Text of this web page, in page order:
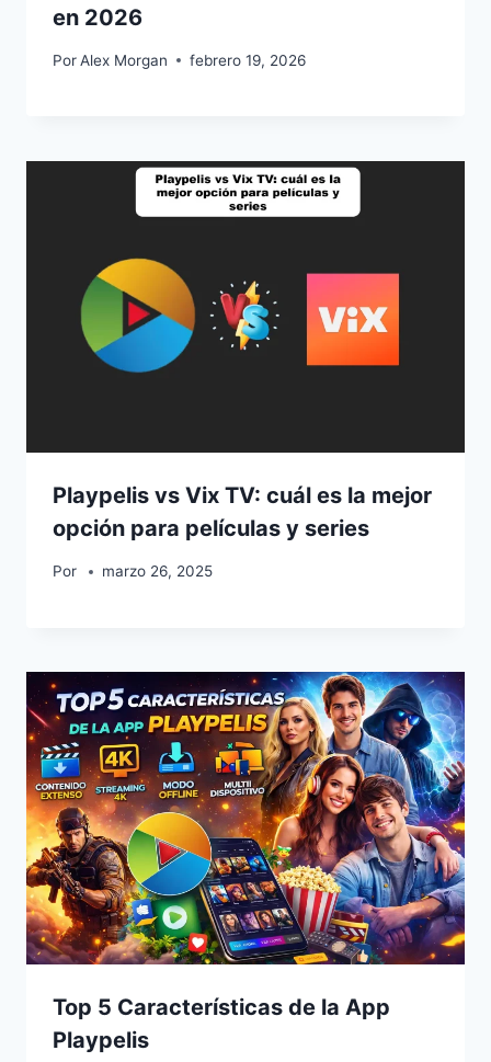
en 2026
PorAlex Morgan febrero 19, 2026
Playpelis vs Vix TV: cuál es la mejor
opción para películas y series
Por marzo 26, 2025
Top 5 Características de la App
Playpelis